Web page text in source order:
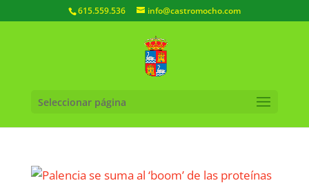
615.559.536 info@castromocho.com
Seleccionar página